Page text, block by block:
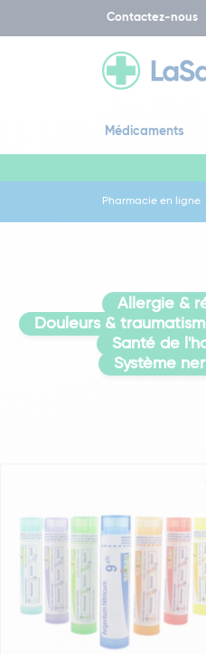
Contactez-nous
Médicaments
Pharmacie en ligne
Allergie &
Douleurs &
Santé de
Système